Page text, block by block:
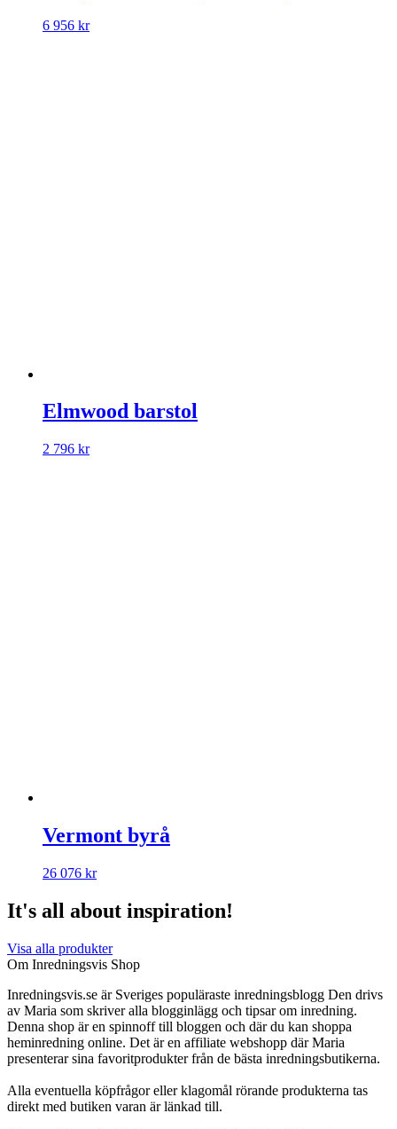
6 956 kr
Elmwood barstol
2 796 kr
Vermont byrå
26 076 kr
It's all about inspiration!
Visa alla produkter
Om Inredningsvis Shop
Inredningsvis.se är Sveriges populäraste inredningsblogg Den drivs
av Maria som skriver alla blogginlägg och tipsar om inredning.
Denna shop är en spinnoff till bloggen och där du kan shoppa
heminredning online. Det är en affiliate webshopp där Maria
presenterar sina favoritprodukter från de bästa inredningsbutikerna.
Alla eventuella köpfrågor eller klagomål rörande produkterna tas
direkt med butiken varan är länkad till.